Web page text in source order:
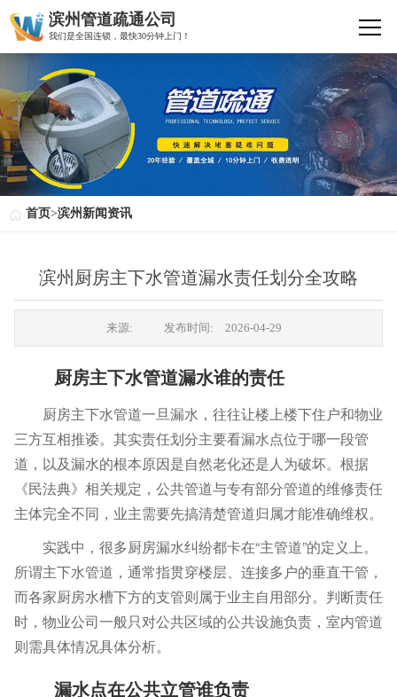
滨州管道疏通公司
我们是全国连锁，最快30分钟上门！
首页>滨州新闻资讯
滨州厨房主下水管道漏水责任划分全攻略
来源: 发布时间: 2026-04-29
厨房主下水管道漏水谁的责任
厨房主下水管道一旦漏水，往往让楼上楼下住户和物业
三方互相推诿。其实责任划分主要看漏水点位于哪一段管
道，以及漏水的根本原因是自然老化还是人为破坏。根据
《民法典》相关规定，公共管道与专有部分管道的维修责任
主体完全不同，业主需要先搞清楚管道归属才能准确维权。
实践中，很多厨房漏水纠纷都卡在“主管道”的定义上。
所谓主下水管道，通常指贯穿楼层、连接多户的垂直干管，
而各家厨房水槽下方的支管则属于业主自用部分。判断责任
时，物业公司一般只对公共区域的公共设施负责，室内管道
则需具体情况具体分析。
漏水点在公共立管谁负责